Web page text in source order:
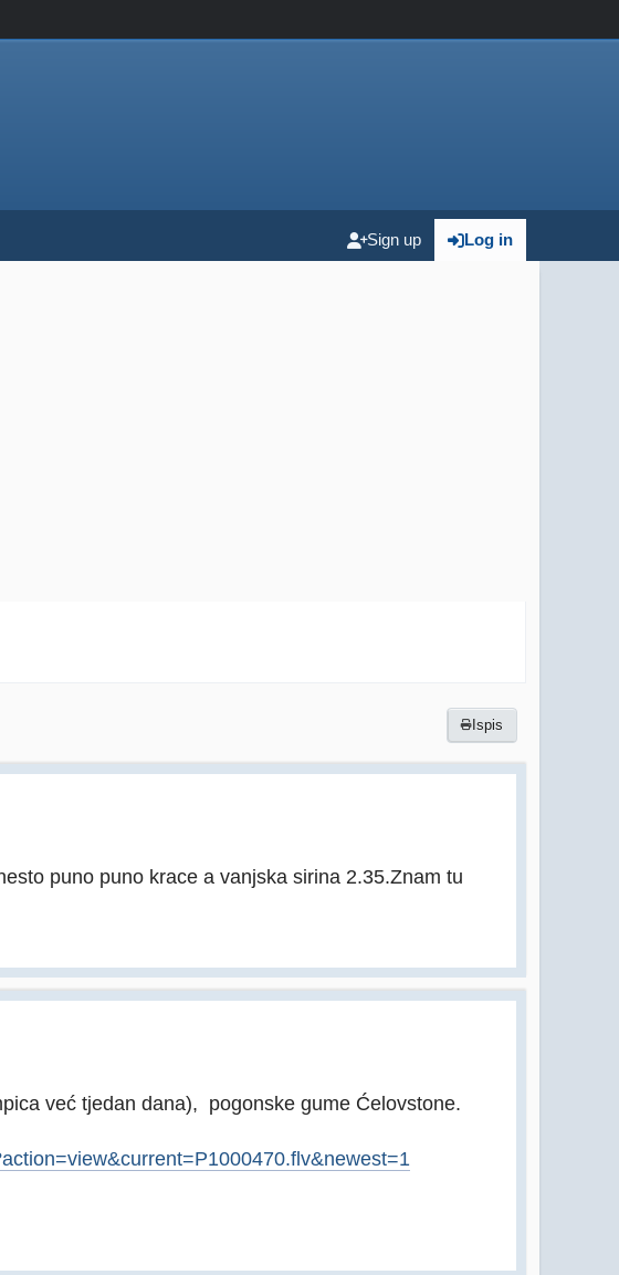
Log in
Sign up
Ispis
puno puno krace a vanjska sirina 2.35.Znam tu
već tjedan dana), pogonske gume Ćelovstone.